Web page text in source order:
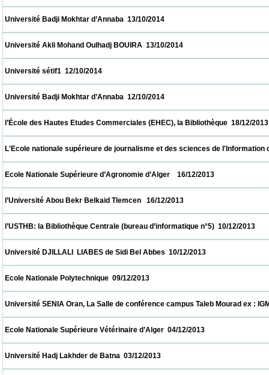
Université Badji Mokhtar d’Annaba  13/10/2014
Université Akli Mohand Oulhadj BOUIRA  13/10/2014
Université sétif1  12/10/2014
Université Badji Mokhtar d’Annaba  12/10/2014
l’École des Hautes Etudes Commerciales (EHEC), la
L'Ecole nationale supérieure de journalisme et des sciences de
Ecole Nationale Supérieure d’Agronomie d’Alger    16/12/2013
l’Université Abou Bekr Belkaid Tlemcen   16/12/2013
l’USTHB: la Bibliothèque Centrale (bureau d’informatique n°5)
Université DJILLALI  LIABES de Sidi Bel Abbes  10/12/2013
Ecole Nationale Polytechnique  09/12/2013
Université SENIA Oran, La Salle de conférence campus Taleb
Ecole Nationale Supérieure Vétérinaire d’Alger  04/12/2013
Université Hadj Lakhder de Batna  03/12/2013